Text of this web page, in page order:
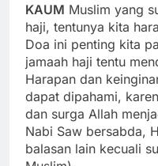
KAUM Muslim yang
haji, tentunya kita
Doa ini penting kita
jamaah haji tentu
Harapan dan
dapat dipahami,
dan surga Allah
Nabi Saw bersabda,
balasan lain kecuali